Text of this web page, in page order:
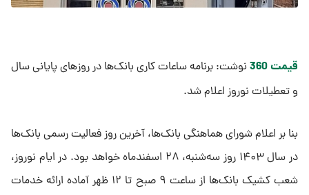
قیمت 360
نوشت: برنامه ساعات کاری بانک‌ها در روزهای پایانی سال
و تعطیلات نوروز اعلام شد.
بنا بر اعلام شورای هماهنگی بانک‌ها، آخرین روز فعالیت رسمی بانک‌ها
در سال ۱۴۰۳ روز سه‌شنبه، ۲۸ اسفندماه خواهد بود. در ایام نوروز،
شعب کشیک بانک‌ها از ساعت ۹ صبح تا ۱۲ ظهر آماده ارائه خدمات